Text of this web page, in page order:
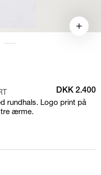
DKK 2.400
rundhals. Logo print på
ærme.